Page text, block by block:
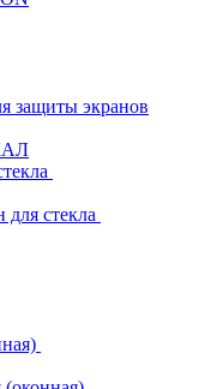
защиты экранов
стекла